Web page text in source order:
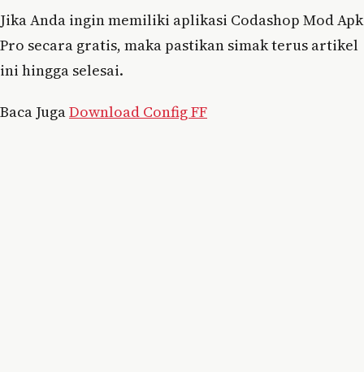
Jika Anda ingin memiliki aplikasi Codashop Mod Apk
Pro secara gratis, maka pastikan simak terus artikel
ini hingga selesai.
Baca JugaDownload Config FF